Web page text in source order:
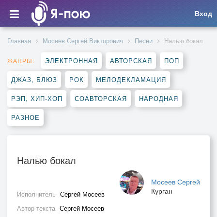
Вход
Главная Мосеев Сергей Викторович Песни Налью бокал
ЖАНРЫ: ЭЛЕКТРОННАЯ АВТОРСКАЯ ПОП
ДЖАЗ, БЛЮЗ РОК МЕЛОДЕКЛАМАЦИЯ
РЭП, ХИП-ХОП СОАВТОРСКАЯ НАРОДНАЯ
РАЗНОЕ
Налью бокал
Мосеев Сергей
Курган
Исполнитель Сергей Мосеев
Автор текста Сергей Мосеев